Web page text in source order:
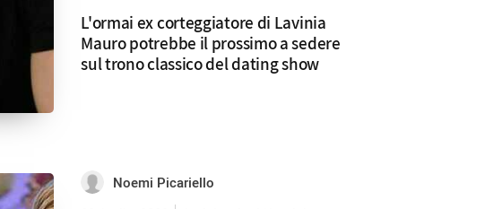
L'ormai ex corteggiatore di Lavinia
Mauro potrebbe il prossimo a sedere
sul trono classico del dating show
Noemi Picariello